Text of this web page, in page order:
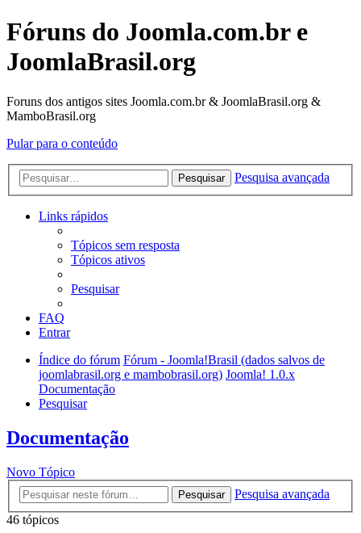
Fóruns do Joomla.com.br e
JoomlaBrasil.org
Foruns dos antigos sites Joomla.com.br & JoomlaBrasil.org &
MamboBrasil.org
Pular para o conteúdo
Pesquisar Pesquisa avançada
Links rápidos
Tópicos sem resposta
Tópicos ativos
Pesquisar
FAQ
Entrar
Índice do fórum Fórum - Joomla!Brasil (dados salvos de
joomlabrasil.org e mambobrasil.org) Joomla! 1.0.x
Documentação
Pesquisar
Documentação
Novo Tópico
Pesquisar
Pesquisa avançada
46 tópicos